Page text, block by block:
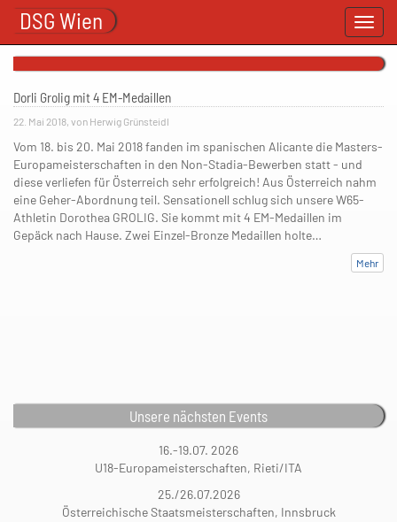
Toggle
DSG Wien
Dorli Grolig mit 4 EM-Medaillen
22. Mai 2018, von Herwig Grünsteidl
Vom 18. bis 20. Mai 2018 fanden im spanischen Alicante die Masters-
Europameisterschaften in den Non-Stadia-Bewerben statt - und
diese verliefen für Österreich sehr erfolgreich! Aus Österreich nahm
eine Geher-Abordnung teil. Sensationell schlug sich unsere W65-
Athletin Dorothea GROLIG. Sie kommt mit 4 EM-Medaillen im
Gepäck nach Hause. Zwei Einzel-Bronze Medaillen holte…
Mehr
Unsere nächsten Events
16.-19.07. 2026
U18-Europameisterschaften, Rieti/ITA
25./26.07.2026
Österreichische Staatsmeisterschaften, Innsbruck